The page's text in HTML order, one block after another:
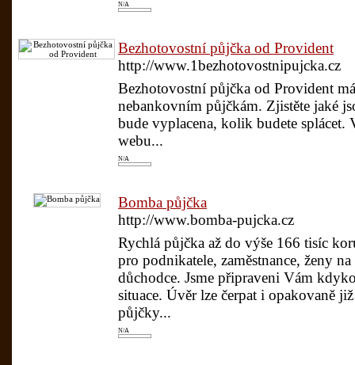
N/A
Bezhotovostní půjčka od Provident
http://www.1bezhotovostnipujcka.cz
Bezhotovostní půjčka od Provident
nebankovním půjčkám. Zjistěte jaké
bude vyplacena, kolik budete splácet.
webu...
N/A
Bomba půjčka
http://www.bomba-pujcka.cz
Rychlá půjčka až do výše 166 tisíc
pro podnikatele, zaměstnance, ženy
důchodce. Jsme připraveni Vám
situace. Úvěr lze čerpat i opakovaně
půjčky...
N/A